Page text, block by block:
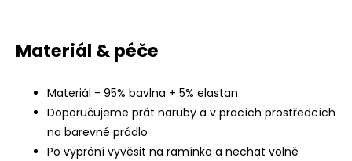
Materiál & péče
Materiál - 95% bavlna + 5% elastan
Doporučujeme prát naruby a v pracích prostředcích
na barevné prádlo
Po vyprání vyvěsit na ramínko a nechat volně